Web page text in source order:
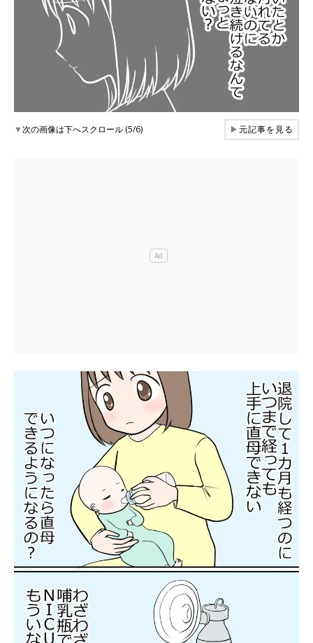
▼次の画像は下へスクロール (5/6) ▶元記事を見る